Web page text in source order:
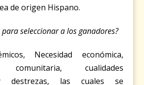
de origen Hispano.
para seleccionar a los ganadores?
Necesidad económica,
comunitaria, cualidades
destrezas, las cuales se